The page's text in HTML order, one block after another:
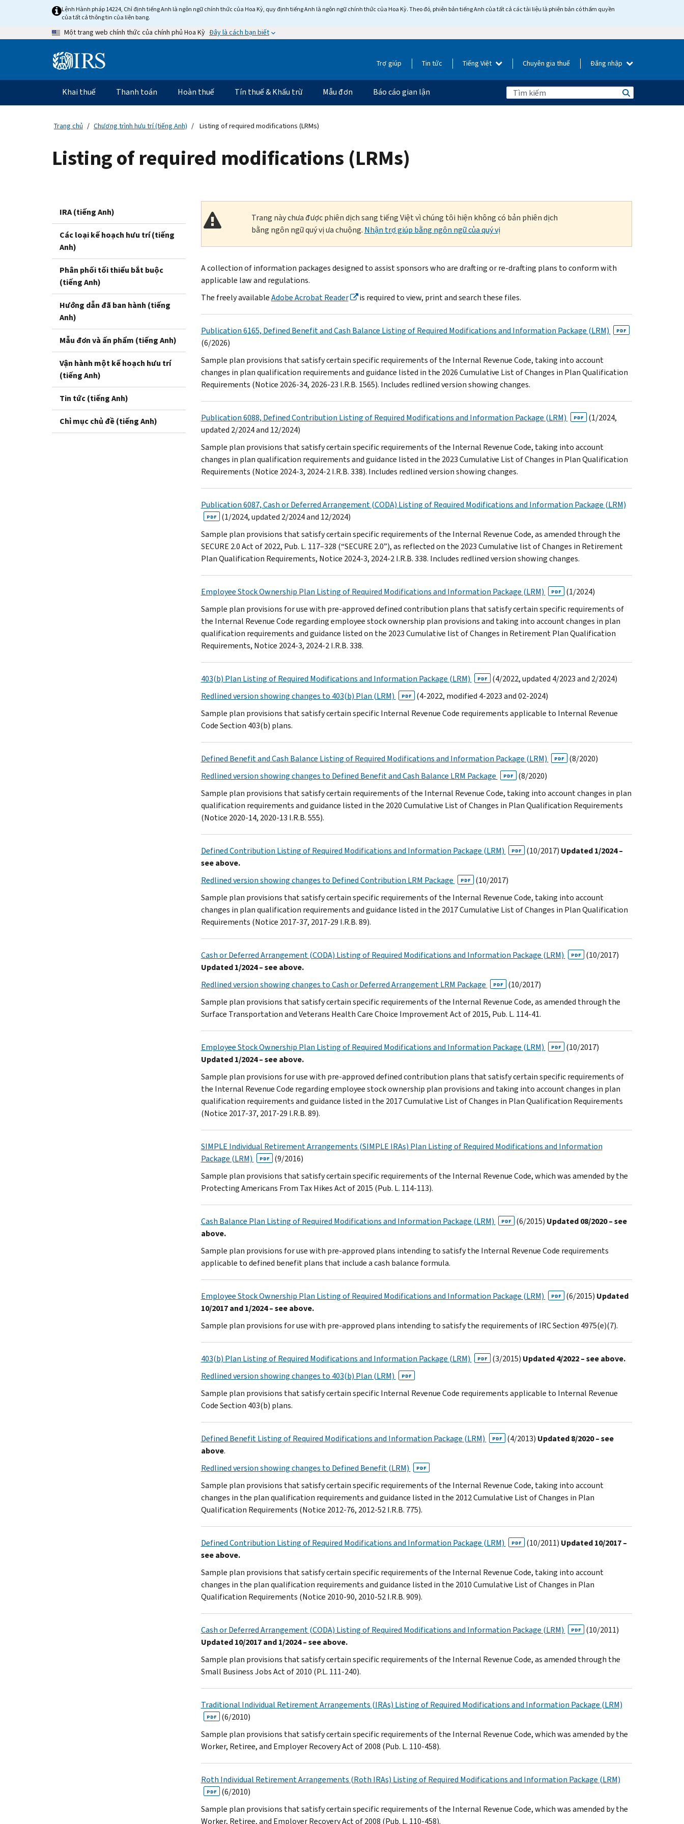
content
Lệnh Hành pháp 14224, Chỉ định tiếng Anh là ngôn ngữ chính thức của Hoa Kỳ, quy định tiếng Anh là ngôn ngữ chính thức của Hoa Kỳ. Theo đó, phiên bản tiếng Anh của tất cả các tài liệu là phiên bản có thẩm quyền
của tất cả thông tin của liên bang.
Một trang web chính thức của chính phủ Hoa Kỳ Đây là cách bạn biết
Information Trợ giúp Tin tức Tiếng Việt Chuyên gia thuế Đăng nhập
Điều
hướng
chính
Khai thuế Thanh toán Hoàn thuế Tín thuế & Khấu trừ Mẫu đơn Báo cáo gian lận
Trang chủ Chương trình hưu trí (tiếng Anh) Listing of required modifications (LRMs)
Listing of required modifications (LRMs)
IRA (tiếng Anh)
Các loại kế hoạch hưu trí (tiếng
Anh)
Phân phối tối thiểu bắt buộc
(tiếng Anh)
Hướng dẫn đã ban hành (tiếng
Anh)
Mẫu đơn và ấn phẩm (tiếng Anh)
Vận hành một kế hoạch hưu trí
(tiếng Anh)
Tin tức (tiếng Anh)
Chỉ mục chủ đề (tiếng Anh)
Trang này chưa được phiên dịch sang tiếng Việt vì chúng tôi hiện không có bản phiên dịch
bằng ngôn ngữ quý vị ưa chuộng. Nhận trợ giúp bằng ngôn ngữ của quý vị
A collection of information packages designed to assist sponsors who are drafting or re-drafting plans to conform with
applicable law and regulations.
The freely availableAdobe Acrobat Reader is required to view, print and search these files.
Publication 6165, Defined Benefit and Cash Balance Listing of Required Modifications and Information Package (LRM) PDF
(6/2026)
Sample plan provisions that satisfy certain specific requirements of the Internal Revenue Code, taking into account
changes in plan qualification requirements and guidance listed in the 2026 Cumulative List of Changes in Plan Qualification
Requirements (Notice 2026-34, 2026-23 I.R.B. 1565). Includes redlined version showing changes.
Publication 6088, Defined Contribution Listing of Required Modifications and Information Package (LRM) PDF
(1/2024,
updated 2/2024 and 12/2024)
Sample plan provisions that satisfy certain specific requirements of the Internal Revenue Code, taking into account
changes in plan qualification requirements and guidance listed in the 2023 Cumulative List of Changes in Plan Qualification
Requirements (Notice 2024-3, 2024-2 I.R.B. 338). Includes redlined version showing changes.
Publication 6087, Cash or Deferred Arrangement (CODA) Listing of Required Modifications and Information Package (LRM)
PDF
(1/2024, updated 2/2024 and 12/2024)
Sample plan provisions that satisfy certain specific requirements of the Internal Revenue Code, as amended through the
SECURE 2.0 Act of 2022, Pub. L. 117–328 (“SECURE 2.0”), as reflected on the 2023 Cumulative list of Changes in Retirement
Plan Qualification Requirements, Notice 2024-3, 2024-2 I.R.B. 338. Includes redlined version showing changes.
Employee Stock Ownership Plan Listing of Required Modifications and Information Package (LRM) PDF
(1/2024)
Sample plan provisions for use with pre-approved defined contribution plans that satisfy certain specific requirements of
the Internal Revenue Code regarding employee stock ownership plan provisions and taking into account changes in plan
qualification requirements and guidance listed on the 2023 Cumulative list of Changes in Retirement Plan Qualification
Requirements, Notice 2024-3, 2024-2 I.R.B. 338.
403(b) Plan Listing of Required Modifications and Information Package (LRM) PDF
(4/2022, updated 4/2023 and 2/2024)
Redlined version showing changes to 403(b) Plan (LRM)
PDF
(4-2022, modified 4-2023 and 02-2024)
Sample plan provisions that satisfy certain specific Internal Revenue Code requirements applicable to Internal Revenue
Code Section 403(b) plans.
Defined Benefit and Cash Balance Listing of Required Modifications and Information Package (LRM) PDF
(8/2020)
Redlined version showing changes to Defined Benefit and Cash Balance LRM Package
PDF
(8/2020)
Sample plan provisions that satisfy certain requirements of the Internal Revenue Code, taking into account changes in plan
qualification requirements and guidance listed in the 2020 Cumulative List of Changes in Plan Qualification Requirements
(Notice 2020-14, 2020-13 I.R.B. 555).
Defined Contribution Listing of Required Modifications and Information Package (LRM) PDF (10/2017) Updated 1/2024 –
see above.
Redlined version showing changes to Defined Contribution LRM Package
PDF
(10/2017)
Sample plan provisions that satisfy certain specific requirements of the Internal Revenue Code, taking into account
changes in plan qualification requirements and guidance listed in the 2017 Cumulative List of Changes in Plan Qualification
Requirements (Notice 2017-37, 2017-29 I.R.B. 89).
Cash or Deferred Arrangement (CODA) Listing of Required Modifications and Information Package (LRM) PDF
(10/2017)
Updated 1/2024 – see above.
Redlined version showing changes to Cash or Deferred Arrangement LRM Package
PDF
(10/2017)
Sample plan provisions that satisfy certain specific requirements of the Internal Revenue Code, as amended through the
Surface Transportation and Veterans Health Care Choice Improvement Act of 2015, Pub. L. 114-41.
Employee Stock Ownership Plan Listing of Required Modifications and Information Package (LRM) PDF
(10/2017)
Updated 1/2024 – see above.
Sample plan provisions for use with pre-approved defined contribution plans that satisfy certain specific requirements of
the Internal Revenue Code regarding employee stock ownership plan provisions and taking into account changes in plan
qualification requirements and guidance listed in the 2017 Cumulative List of Changes in Plan Qualification Requirements
(Notice 2017-37, 2017-29 I.R.B. 89).
SIMPLE Individual Retirement Arrangements (SIMPLE IRAs) Plan Listing of Required Modifications and Information
Package (LRM)
PDF
(9/2016)
Sample plan provisions that satisfy certain specific requirements of the Internal Revenue Code, which was amended by the
Protecting Americans From Tax Hikes Act of 2015 (Pub. L. 114-113).
Cash Balance Plan Listing of Required Modifications and Information Package (LRM) PDF (6/2015) Updated 08/2020 – see
above.
Sample plan provisions for use with pre-approved plans intending to satisfy the Internal Revenue Code requirements
applicable to defined benefit plans that include a cash balance formula.
Employee Stock Ownership Plan Listing of Required Modifications and Information Package (LRM) PDF (6/2015) Updated
10/2017 and 1/2024 – see above.
Sample plan provisions for use with pre-approved plans intending to satisfy the requirements of IRC Section 4975(e)(7).
403(b) Plan Listing of Required Modifications and Information Package (LRM) PDF (3/2015) Updated 4/2022 – see above.
Redlined version showing changes to 403(b) Plan (LRM)
PDF
Sample plan provisions that satisfy certain specific Internal Revenue Code requirements applicable to Internal Revenue
Code Section 403(b) plans.
Defined Benefit Listing of Required Modifications and Information Package (LRM) PDF (4/2013) Updated 8/2020 – see
above.
Redlined version showing changes to Defined Benefit (LRM)
PDF
Sample plan provisions that satisfy certain specific requirements of the Internal Revenue Code, taking into account
changes in the plan qualification requirements and guidance listed in the 2012 Cumulative List of Changes in Plan
Qualification Requirements (Notice 2012-76, 2012-52 I.R.B. 775).
Defined Contribution Listing of Required Modifications and Information Package (LRM) PDF (10/2011) Updated 10/2017 –
see above.
Sample plan provisions that satisfy certain specific requirements of the Internal Revenue Code, taking into account
changes in the plan qualification requirements and guidance listed in the 2010 Cumulative List of Changes in Plan
Qualification Requirements (Notice 2010-90, 2010-52 I.R.B. 909).
Cash or Deferred Arrangement (CODA) Listing of Required Modifications and Information Package (LRM) PDF
(10/2011)
Updated 10/2017 and 1/2024 – see above.
Sample plan provisions that satisfy certain specific requirements of the Internal Revenue Code, as amended through the
Small Business Jobs Act of 2010 (P.L. 111-240).
Traditional Individual Retirement Arrangements (IRAs) Listing of Required Modifications and Information Package (LRM)
PDF
(6/2010)
Sample plan provisions that satisfy certain specific requirements of the Internal Revenue Code, which was amended by the
Worker, Retiree, and Employer Recovery Act of 2008 (Pub. L. 110-458).
Roth Individual Retirement Arrangements (Roth IRAs) Listing of Required Modifications and Information Package (LRM)
PDF
(6/2010)
Sample plan provisions that satisfy certain specific requirements of the Internal Revenue Code, which was amended by the
Worker, Retiree, and Employer Recovery Act of 2008 (Pub. L. 110-458).